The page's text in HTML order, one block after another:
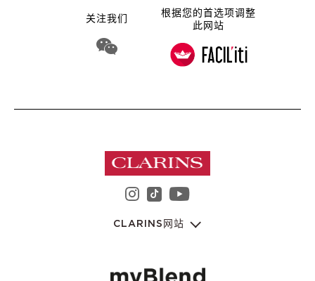
关注我们
WeChat 娇韵诗集团
根据您的首选项调整
此网站
instagram 娇韵诗集团
youtube 娇韵诗集
CLARINS网站